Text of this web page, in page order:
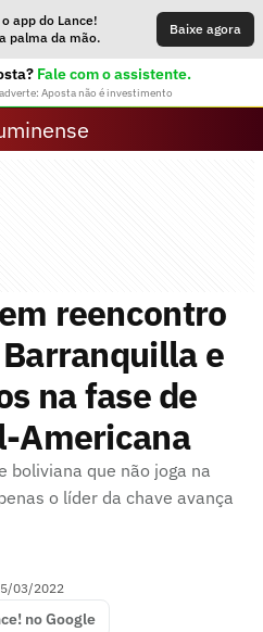
app do Lance!
palma da mão.
Baixe agora
Fale com o assistente.
Aposta não é investimento
reencontro
e
na fase de
Americana
boliviana que não joga na
o líder da chave avança
03/2022
no Google